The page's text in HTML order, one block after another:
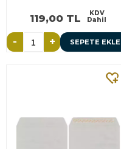
119,00 TL
KDV
Dahil
- + SEPETE EKLE